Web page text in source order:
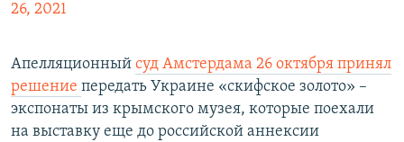
26, 2021
Апелляционный суд Амстердама 26 октября принял
решение передать Украине «скифское золото» –
экспонаты из крымского музея, которые поехали
на выставку еще до российской аннексии